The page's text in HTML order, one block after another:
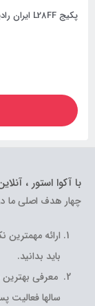
پکیج L28FF ایران رادیاتور
با آکوا استور ،
چهار هدف اصلی ما در
ارائه
باید بدانید.
معرفی بهترین
سالها فعالیت